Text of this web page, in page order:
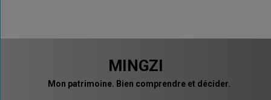
MINGZI
Mon patrimoine. Bien comprendre et décider.